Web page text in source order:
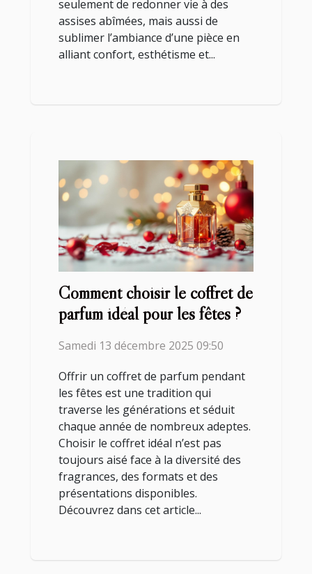
seulement de redonner vie à des
assises abîmées, mais aussi de
sublimer l’ambiance d’une pièce en
alliant confort, esthétisme et...
Comment choisir le coffret de
parfum idéal pour les fêtes ?
Samedi 13 décembre 2025 09:50
Offrir un coffret de parfum pendant
les fêtes est une tradition qui
traverse les générations et séduit
chaque année de nombreux adeptes.
Choisir le coffret idéal n’est pas
toujours aisé face à la diversité des
fragrances, des formats et des
présentations disponibles.
Découvrez dans cet article...